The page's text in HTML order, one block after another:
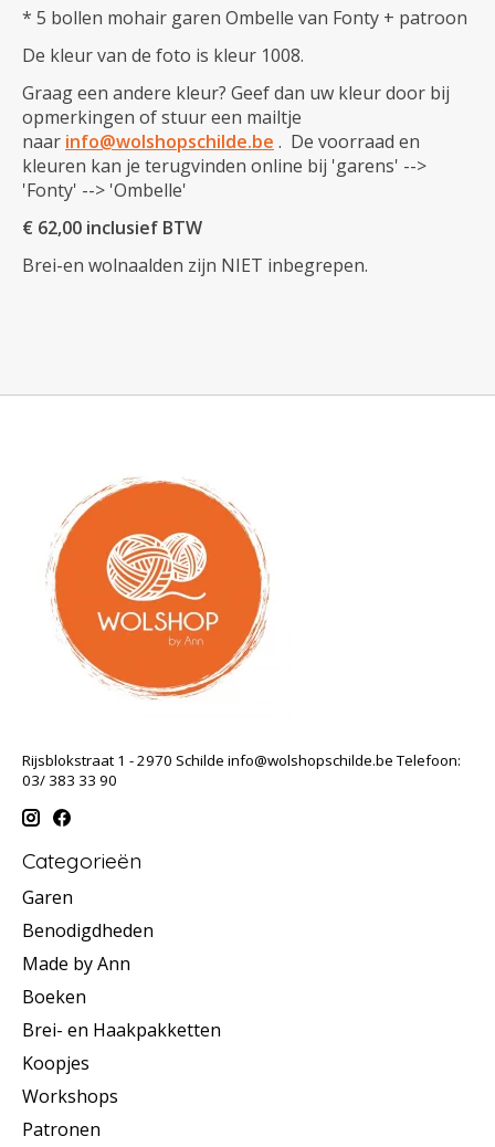
* 5 bollen mohair garen Ombelle van Fonty + patroon
De kleur van de foto is kleur 1008.
Graag een andere kleur? Geef dan uw kleur door bij
opmerkingen of stuur een mailtje
naar info@wolshopschilde.be . De voorraad en
kleuren kan je terugvinden online bij 'garens' -->
'Fonty' --> 'Ombelle'
€ 62,00 inclusief BTW
Brei-en wolnaalden zijn NIET inbegrepen.
Rijsblokstraat 1 - 2970 Schilde info@wolshopschilde.beTelefoon:
03/ 383 33 90
Categorieën
Garen
Benodigdheden
Made by Ann
Boeken
Brei- en Haakpakketten
Koopjes
Workshops
Patronen